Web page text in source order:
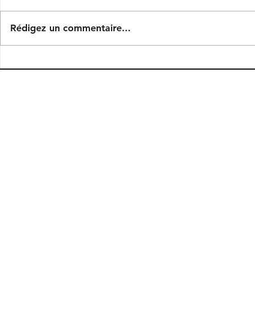
Rédigez un commentaire...